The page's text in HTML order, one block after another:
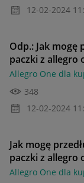
‎12-02-2024
Odp.: Jak mogę
paczki z allegro
Allegro One dla
348
‎12-02-2024
Jak mogę
paczki z allegro
Allegro One dla